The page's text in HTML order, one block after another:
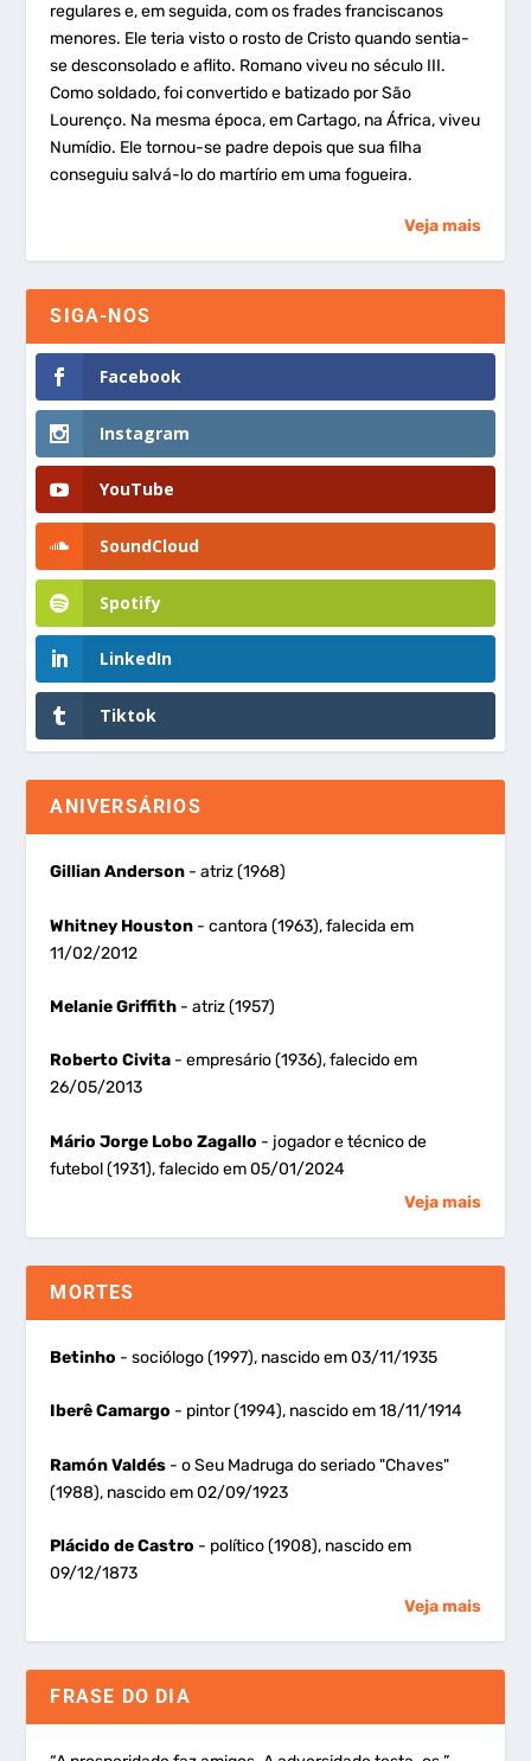
regulares e, em seguida, com os frades franciscanos
menores. Ele teria visto o rosto de Cristo quando sentia-
se desconsolado e aflito. Romano viveu no século III.
Como soldado, foi convertido e batizado por São
Lourenço. Na mesma época, em Cartago, na África, viveu
Numídio. Ele tornou-se padre depois que sua filha
conseguiu salvá-lo do martírio em uma fogueira.
Veja mais
SIGA-NOS
Facebook
Instagram
YouTube
SoundCloud
Spotify
LinkedIn
Tiktok
ANIVERSÁRIOS
Gillian Anderson - atriz (1968)
Whitney Houston - cantora (1963), falecida em
11/02/2012
Melanie Griffith - atriz (1957)
Roberto Civita - empresário (1936), falecido em
26/05/2013
Mário Jorge Lobo Zagallo - jogador e técnico de
futebol (1931), falecido em 05/01/2024
Veja mais
MORTES
Betinho - sociólogo (1997), nascido em 03/11/1935
Iberê Camargo - pintor (1994), nascido em 18/11/1914
Ramón Valdés - o Seu Madruga do seriado "Chaves"
(1988), nascido em 02/09/1923
Plácido de Castro - político (1908), nascido em
09/12/1873
Veja mais
FRASE DO DIA